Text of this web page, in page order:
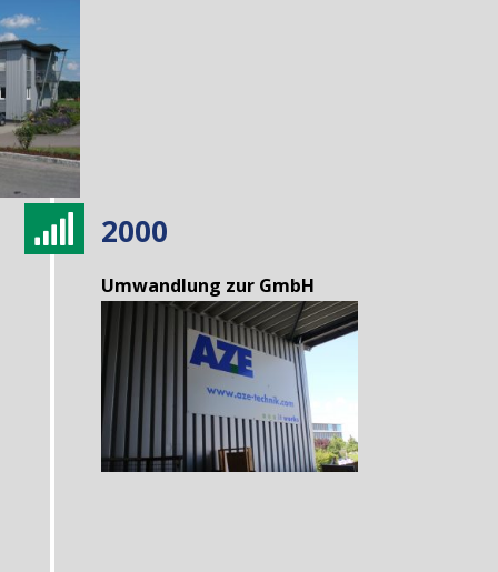
 2000
Umwandlung zur GmbH